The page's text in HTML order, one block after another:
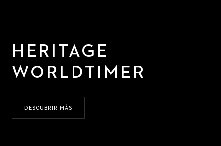
HERITAGE
WORLDTIMER
DESCUBRIR MÁS